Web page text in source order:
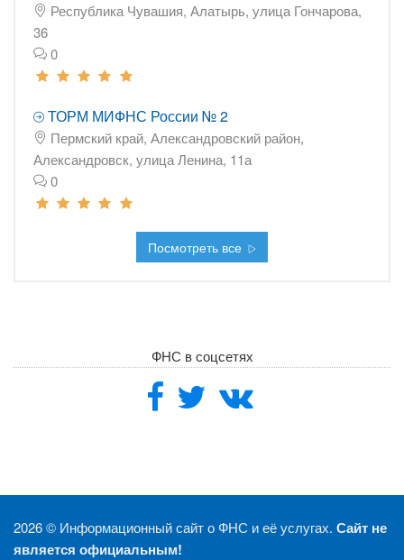
Республика Чувашия, Алатырь, улица Гончарова,
36
0
ТОРМ МИФНС России № 2
Пермский край, Александровский район,
Александровск, улица Ленина, 11а
0
Посмотреть все
ФНС в соцсетях
2026 © Информационный сайт о ФНС и её услугах. Сайт не
является официальным!